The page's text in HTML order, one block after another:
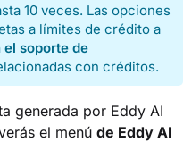
10 veces. Las opciones
a límites de crédito a
soporte de
con créditos.
generada por Eddy AI
el menú de Eddy AI